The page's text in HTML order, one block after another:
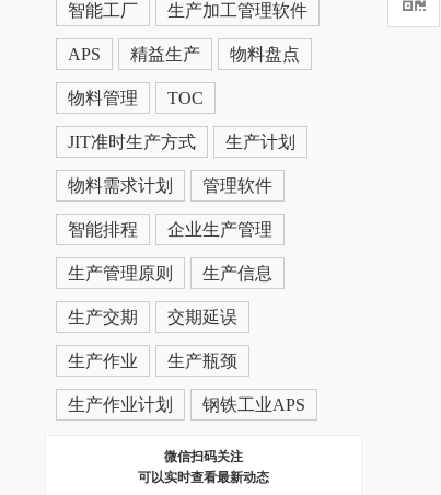
智能工厂 生产加工管理软件
APS 精益生产 物料盘点
物料管理 TOC
JIT准时生产方式 生产计划
物料需求计划 管理软件
智能排程 企业生产管理
生产管理原则 生产信息
生产交期 交期延误
生产作业 生产瓶颈
生产作业计划 钢铁工业APS
微信扫码关注
可以实时查看最新动态